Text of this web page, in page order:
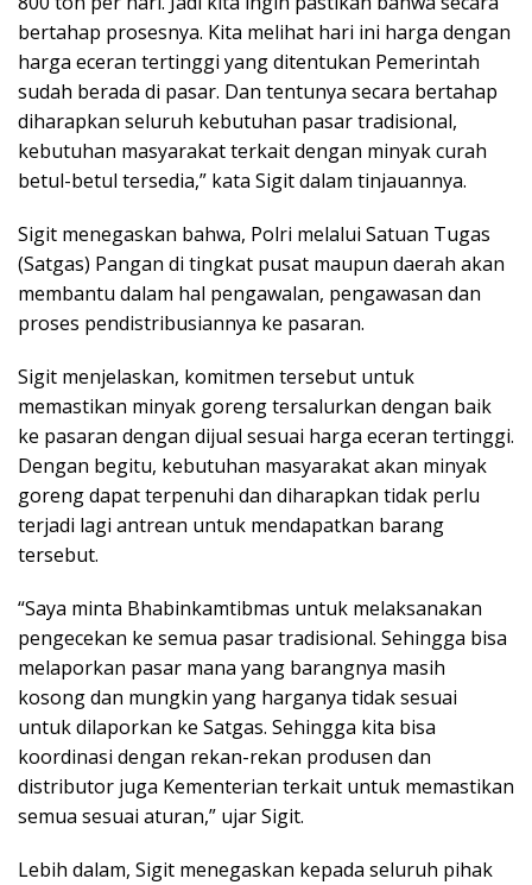
bertahap prosesnya. Kita melihat hari ini harga dengan
harga eceran tertinggi yang ditentukan Pemerintah
sudah berada di pasar. Dan tentunya secara bertahap
diharapkan seluruh kebutuhan pasar tradisional,
kebutuhan masyarakat terkait dengan minyak curah
betul-betul tersedia,” kata Sigit dalam tinjauannya.
Sigit menegaskan bahwa, Polri melalui Satuan Tugas
(Satgas) Pangan di tingkat pusat maupun daerah akan
membantu dalam hal pengawalan, pengawasan dan
proses pendistribusiannya ke pasaran.
Sigit menjelaskan, komitmen tersebut untuk
memastikan minyak goreng tersalurkan dengan baik
ke pasaran dengan dijual sesuai harga eceran tertinggi.
Dengan begitu, kebutuhan masyarakat akan minyak
goreng dapat terpenuhi dan diharapkan tidak perlu
terjadi lagi antrean untuk mendapatkan barang
tersebut.
“Saya minta Bhabinkamtibmas untuk melaksanakan
pengecekan ke semua pasar tradisional. Sehingga bisa
melaporkan pasar mana yang barangnya masih
kosong dan mungkin yang harganya tidak sesuai
untuk dilaporkan ke Satgas. Sehingga kita bisa
koordinasi dengan rekan-rekan produsen dan
distributor juga Kementerian terkait untuk memastikan
semua sesuai aturan,” ujar Sigit.
Lebih dalam, Sigit menegaskan kepada seluruh pihak